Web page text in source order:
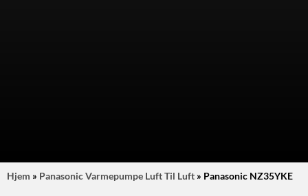
Hjem » Panasonic Varmepumpe Luft Til Luft » Panasonic NZ35YKE